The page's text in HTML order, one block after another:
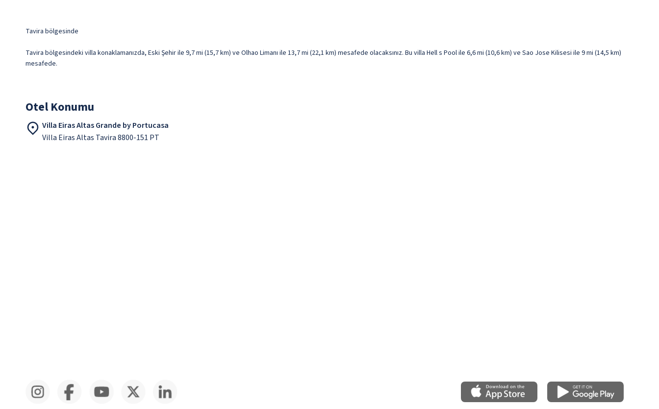
Tavira bölgesinde
Tavira bölgesindeki villa konaklamanızda, Eski Şehir ile 9,7 mi (15,7 km) ve Olhao Limanı ile 13,7 mi (22,1 km) mesafede olacaksınız. Bu villa Hell s Pool ile 6,6 mi (10,6 km) ve Sao Jose Kilisesi ile 9 mi (14,5 km)
mesafede.
Otel Konumu
Villa Eiras Altas Grande by Portucasa
Villa Eiras Altas Tavira 8800-151 PT